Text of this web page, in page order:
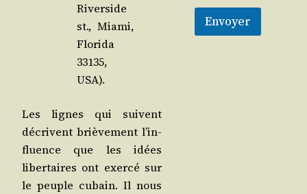
River­side
st., Mia­mi,
Flo­ri­da
33135,
USA).
Les lignes qui suivent
décrivent briè­ve­ment l’in­
fluence que les idées
liber­taires ont exer­cé sur
le peuple cubain. Il nous
Envoyer